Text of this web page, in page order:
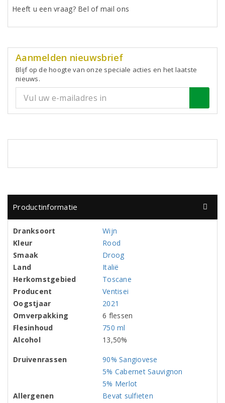
Heeft u een vraag? Bel of mail ons
Aanmelden nieuwsbrief
Blijf op de hoogte van onze speciale acties en het laatste
nieuws.
Productinformatie
Dranksoort
Wijn
Kleur
Rood
Smaak
Droog
Land
Italië
Herkomstgebied
Toscane
Producent
Ventisei
Oogstjaar
2021
Omverpakking
6 flessen
Flesinhoud
750 ml
Alcohol
13,50%
Druivenrassen
90% Sangiovese
5% Cabernet Sauvignon
5% Merlot
Allergenen
Bevat sulfieten